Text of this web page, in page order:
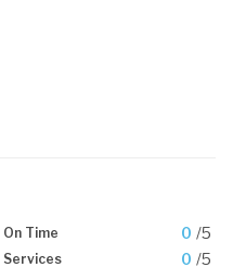
On Time 0 /5
Services 0 /5